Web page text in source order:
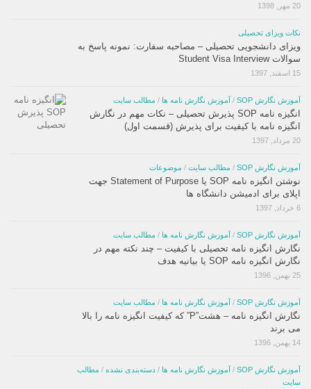
20 مهر, 1398
نکات ویزای تحصیلی
ویزای دانشجویی تحصیلی – مصاحبه سفارت: نمونه پاسخ به
سوالات Student Visa Interview
15 اسفند, 1397
آموزش نگارش SOP / آموزش نگارش نامه ها / مطالب سایت
انگیزه نامه SOP پذیرش تحصیلی – نکات مهم در نگارش
انگیزه نامه با کیفیت برای پذیرش (قسمت اول)
20 مرداد, 1397
آموزش نگارش SOP / مطالب سایت / موضوعات
نوشتن انگیزه نامه SOP یا Statement of Purpose جهت
اپلای برای ادمیشن دانشگاه ها
6 خرداد, 1397
آموزش نگارش SOP / آموزش نگارش نامه ها / مطالب سایت
نگارش انگیزه نامه تحصیلی با کیفیت – چند نکته مهم در
نگارش انگیزه نامه SOP یا بیانیه هدف
25 بهمن, 1396
آموزش نگارش SOP / آموزش نگارش نامه ها / مطالب سایت
نگارش انگیزه نامه – هشت”P” که کیفیت انگیزه نامه را بالا
می برند
14 بهمن, 1396
آموزش نگارش SOP / آموزش نگارش نامه ها / دسته‌بندی نشده / مطالب
سایت